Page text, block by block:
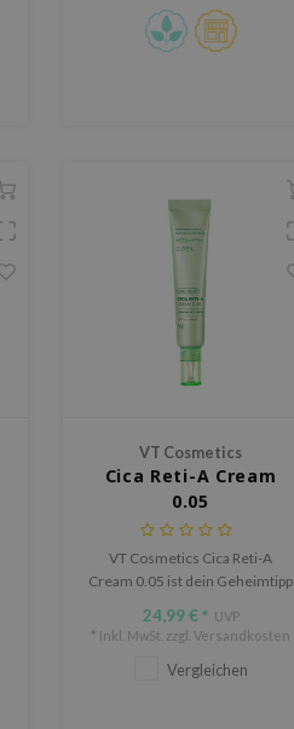
VT Cosmetics
Cica Reti-A Cream
0.05
VT Cosmetics Cica Reti-A
Cream 0.05 ist dein Geheimtipp
jugendlich aussehende Haut.
24,99 € * UVP
* Inkl. MwSt. zzgl. Versandkosten
Vergleichen